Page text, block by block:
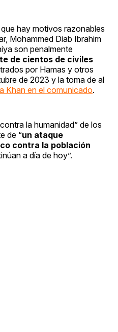
hay motivos razonables
Mohammed Diab Ibrahim
son penalmente
de cientos de civiles
por Hamas y otros
de 2023 y la toma de al
Khan en el comunicado.
la humanidad” de los
de “un ataque
contra la población
a día de hoy”.